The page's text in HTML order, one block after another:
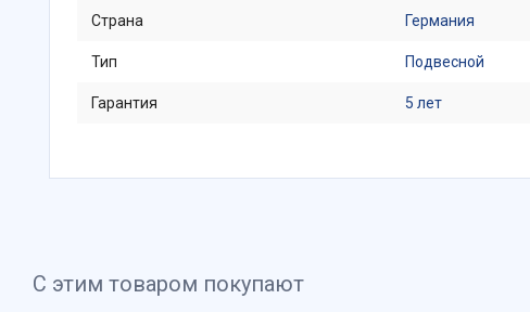
Страна Германия
Тип Подвесной
Гарантия 5 лет
С этим товаром покупают